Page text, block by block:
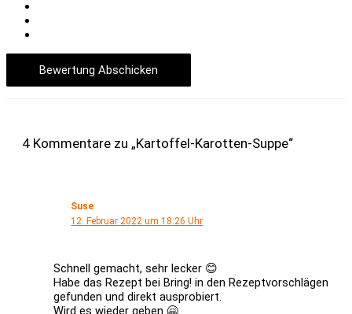
Bewertung Abschicken
4 Kommentare zu „Kartoffel-Karotten-Suppe“
Suse
12. Februar 2022 um 18:26 Uhr
Schnell gemacht, sehr lecker 😊
Habe das Rezept bei Bring! in den Rezeptvorschlägen
gefunden und direkt ausprobiert.
Wird es wieder geben 🤗